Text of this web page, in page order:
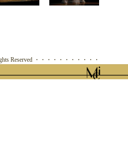
Reserved ・・・・・・・・・・・